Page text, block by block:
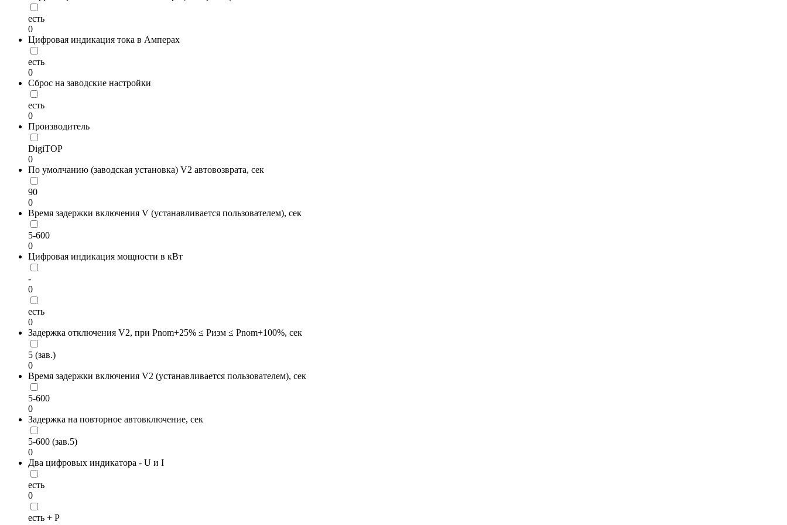
есть
0
Цифровая индикация тока в Амперах
есть
0
Сброс на заводские настройки
есть
0
Производитель
DigiTOP
0
По умолчанию (заводская установка) V2 автовозврата, сек
90
0
Время задержки включения V (устанавливается пользователем), сек
5-600
0
Цифровая индикация мощности в кВт
-
0
есть
0
Задержка отключения V2, при Pnom+25% ≤ Pизм ≤ Pnom+100%, сек
5 (зав.)
0
Время задержки включения V2 (устанавливается пользователем), сек
5-600
0
Задержка на повторное автовключение, сек
5-600 (зав.5)
0
Два цифровых индикатора - U и I
есть
0
есть + Р